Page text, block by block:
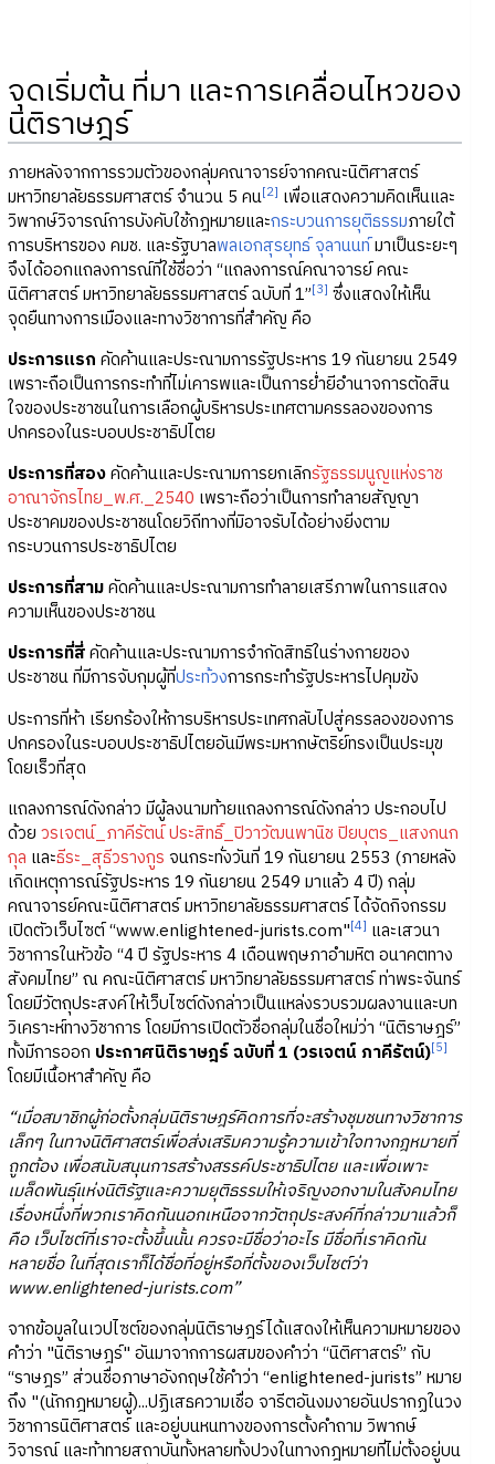
จุดเริ่มต้น ที่มา และการเคลื่อนไหวของ
นิติราษฎร์
ภายหลังจากการรวมตัวของกลุ่มคณาจารย์จากคณะนิติศาสตร์
มหาวิทยาลัยธรรมศาสตร์ จำนวน 5 คน[2] เพื่อแสดงความคิดเห็นและ
วิพากษ์วิจารณ์การบังคับใช้กฎหมายและกระบวนการยุติธรรมภายใต้
การบริหารของ คมช. และรัฐบาลพลเอกสุรยุทธ์ จุลานนท์มาเป็นระยะๆ
จึงได้ออกแถลงการณ์ที่ใช้ชื่อว่า “แถลงการณ์คณาจารย์ คณะ
นิติศาสตร์ มหาวิทยาลัยธรรมศาสตร์ ฉบับที่ 1”[3] ซึ่งแสดงให้เห็น
จุดยืนทางการเมืองและทางวิชาการที่สำคัญ คือ
ประการแรก คัดค้านและประณามการรัฐประหาร 19 กันยายน 2549
เพราะถือเป็นการกระทำที่ไม่เคารพและเป็นการย่ำยีอำนาจการตัดสิน
ใจของประชาชนในการเลือกผู้บริหารประเทศตามครรลองของการ
ปกครองในระบอบประชาธิปไตย
ประการที่สองคัดค้านและประณามการยกเลิกรัฐธรรมนูญแห่งราช
อาณาจักรไทย_พ.ศ._2540 เพราะถือว่าเป็นการทำลายสัญญา
ประชาคมของประชาชนโดยวิถีทางที่มิอาจรับได้อย่างยิ่งตาม
กระบวนการประชาธิปไตย
ประการที่สามคัดค้านและประณามการทำลายเสรีภาพในการแสดง
ความเห็นของประชาชน
ประการที่สี่คัดค้านและประณามการจำกัดสิทธิในร่างกายของ
ประชาชน ที่มีการจับกุมผู้ที่ประท้วงการกระทำรัฐประหารไปคุมขัง
ประการที่ห้า เรียกร้องให้การบริหารประเทศกลับไปสู่ครรลองของการ
ปกครองในระบอบประชาธิปไตยอันมีพระมหากษัตริย์ทรงเป็นประมุข
โดยเร็วที่สุด
แถลงการณ์ดังกล่าว มีผู้ลงนามท้ายแถลงการณ์ดังกล่าว ประกอบไป
ด้วย วรเจตน์_ภาคีรัตน์ประสิทธิ์_ปิวาวัฒนพานิช ปิยบุตร_แสงกนก
กุล และธีระ_สุธีวรางกูร จนกระทั่งวันที่ 19 กันยายน 2553 (ภายหลัง
เกิดเหตุการณ์รัฐประหาร 19 กันยายน 2549 มาแล้ว 4 ปี) กลุ่ม
คณาจารย์คณะนิติศาสตร์ มหาวิทยาลัยธรรมศาสตร์ ได้จัดกิจกรรม
เปิดตัวเว็บไซต์ “www.enlightened-jurists.com"[4] และเสวนา
วิชาการในหัวข้อ “4 ปี รัฐประหาร 4 เดือนพฤษภาอำมหิต อนาคตทาง
สังคมไทย” ณ คณะนิติศาสตร์ มหาวิทยาลัยธรรมศาสตร์ ท่าพระจันทร์
โดยมีวัตถุประสงค์ให้เว็บไซต์ดังกล่าวเป็นแหล่งรวบรวมผลงานและบท
วิเคราะห์ทางวิชาการ โดยมีการเปิดตัวชื่อกลุ่มในชื่อใหม่ว่า “นิติราษฎร์”
ทั้งมีการออก ประกาศนิติราษฎร์ ฉบับที่ 1 (วรเจตน์ ภาคีรัตน์)[5]
โดยมีเนื้อหาสำคัญ คือ
“เมื่อสมาชิกผู้ก่อตั้งกลุ่มนิติราษฎร์คิดการที่จะสร้างชุมชนทางวิชาการ
เล็กๆ ในทางนิติศาสตร์เพื่อส่งเสริมความรู้ความเข้าใจทางกฎหมายที่
ถูกต้อง เพื่อสนับสนุนการสร้างสรรค์ประชาธิปไตย และเพื่อเพาะ
เมล็ดพันธุ์แห่งนิติรัฐและความยุติธรรมให้เจริญงอกงามในสังคมไทย
เรื่องหนึ่งที่พวกเราคิดกันนอกเหนือจากวัตถุประสงค์ที่กล่าวมาแล้วก็
คือ เว็บไซต์ที่เราจะตั้งขึ้นนั้น ควรจะมีชื่อว่าอะไร มีชื่อที่เราคิดกัน
หลายชื่อ ในที่สุดเราก็ได้ชื่อที่อยู่หรือที่ตั้งของเว็บไซต์ว่า
www.enlightened-jurists.com”
จากข้อมูลในเวปไซต์ของกลุ่มนิติราษฎร์ได้แสดงให้เห็นความหมายของ
คำว่า "นิติราษฎร์" อันมาจากการผสมของคำว่า “นิติศาสตร์” กับ
“ราษฎร” ส่วนชื่อภาษาอังกฤษใช้คำว่า “enlightened-jurists” หมาย
ถึง "(นักกฎหมายผู้)...ปฏิเสธความเชื่อ จารีตอันงมงายอันปรากฏในวง
วิชาการนิติศาสตร์ และอยู่บนหนทางของการตั้งคำถาม วิพากษ์
วิจารณ์ และท้าทายสถาบันทั้งหลายทั้งปวงในทางกฎหมายที่ไม่ตั้งอยู่บน